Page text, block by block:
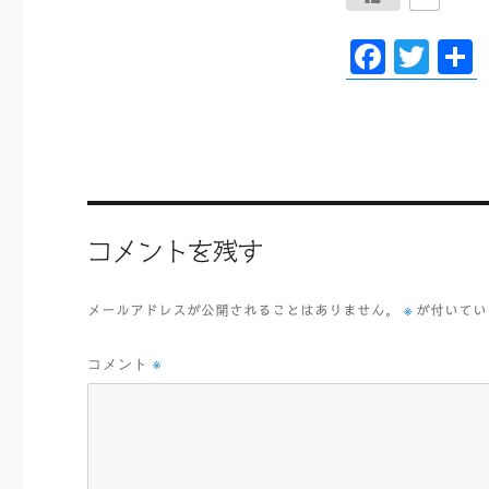
F
ac
k
T
wi 有
コメントを残す
メールアドレスが公開されることはありません。 ※ が付いて
コメント※